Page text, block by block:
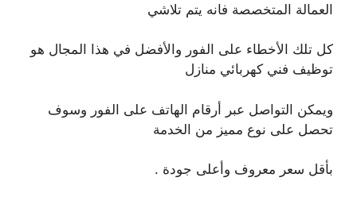
العمالة المتخصصة فانه يتم تلاشي
كل تلك الأخطاء على الفور والأفضل في هذا المجال هو
توظيف فني كهربائي منازل
ويمكن التواصل عبر أرقام الهاتف على الفور وسوف
تحصل على نوع مميز من الخدمة
بأقل سعر معروف وأعلى جودة .